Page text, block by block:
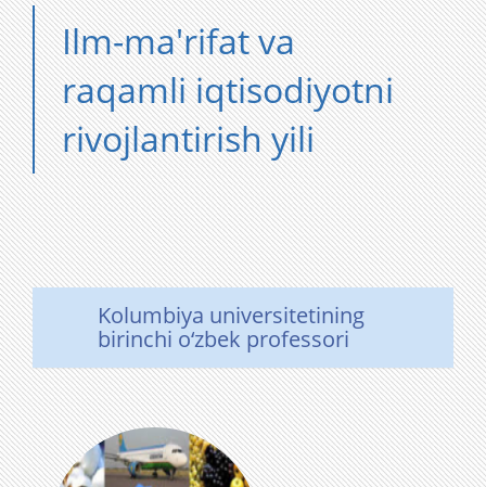
Ilm-ma'rifat va
raqamli iqtisodiyotni
rivojlantirish yili
Kolumbiya universitetining
birinchi o‘zbek professori